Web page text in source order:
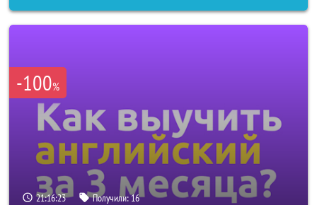
-100%
21:16:20 Получили:16